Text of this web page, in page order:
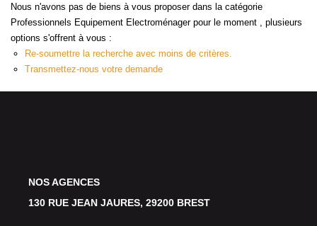
NOS AGENCES
Qui Sommes Nous
Nos Actualités
Créer une alerte
Nous n'avons pas de biens à vous proposer dans la catégorie
Professionnels Equipement Electroménager pour le moment , plusieurs
options s'offrent à vous :
Re-soumettre la recherche avec moins de critères.
Transmettez-nous votre demande
NOS AGENCES
130 RUE JEAN JAURES, 29200 BREST